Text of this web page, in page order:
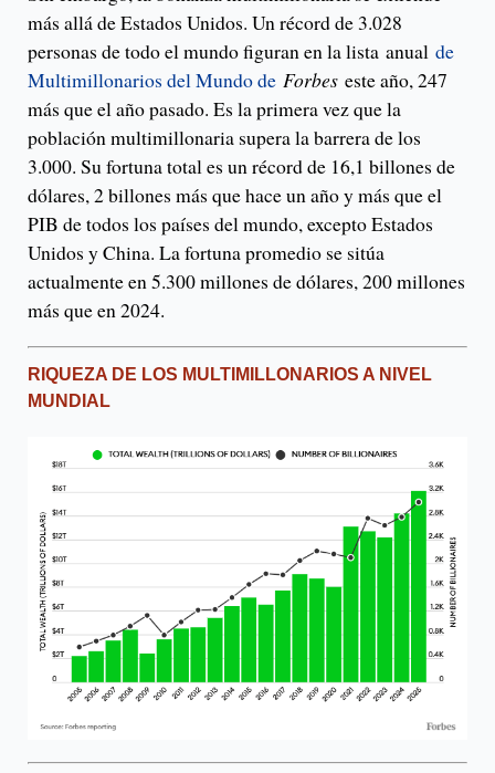
más allá de Estados Unidos. Un récord de 3.028
personas de todo el mundo figuran en la lista anual de
Multimillonarios del Mundo de Forbes este año, 247
más que el año pasado. Es la primera vez que la
población multimillonaria supera la barrera de los
3.000. Su fortuna total es un récord de 16,1 billones de
dólares, 2 billones más que hace un año y más que el
PIB de todos los países del mundo, excepto Estados
Unidos y China. La fortuna promedio se sitúa
actualmente en 5.300 millones de dólares, 200 millones
más que en 2024.
RIQUEZA DE LOS MULTIMILLONARIOS A NIVEL
MUNDIAL